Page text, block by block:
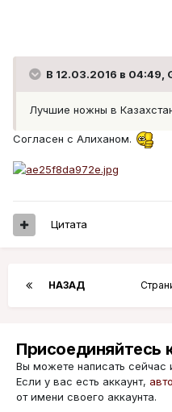
В 12.03.2016 в 04:49,
Лучшие ножны в
Согласен с Алиханом.
Цитата
НАЗАД
Присоединяйтесь
Вы можете написать сейчас
Если у вас есть аккаунт,
от имени своего аккаунта.